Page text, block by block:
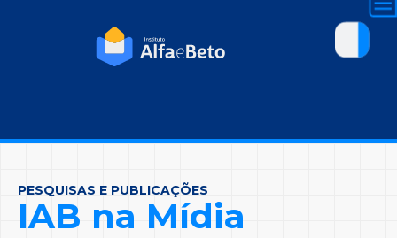
PESQUISAS E PUBLICAÇÕES
IAB na Mídia